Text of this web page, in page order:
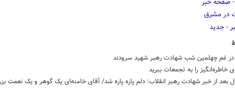
در غم چهلمین شب شهادت رهبر شهید سرودند
خاطره‌انگیز را به تجمعات ببرید
بعد از خبر شهادت رهبر انقلاب: دلم پاره پاره شد/ آقای خامنه‌ای یک گوهر و یک نعمت